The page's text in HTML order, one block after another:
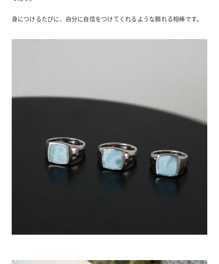
身につけるたびに、自分に自信をつけてくれるような頼れる相棒です。